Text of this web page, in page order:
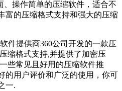
、操作简单的压缩软件，适合不
富的压缩格式支持和强大的压缩
件提供商360公司开发的一款压
缩格式支持,并提供了加密压
些常见且好用的压缩软件推
的用户评价和广泛的使用，你可
一.